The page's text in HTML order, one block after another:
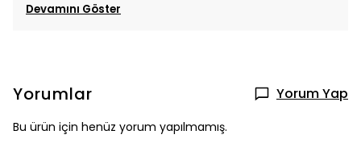
Devamını Göster
Yorumlar Yorum Yap
Bu ürün için henüz yorum yapılmamış.